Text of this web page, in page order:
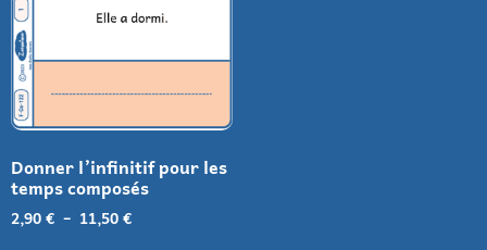
Donner l’infinitif pour les
temps composés
2,90€ – 11,50€